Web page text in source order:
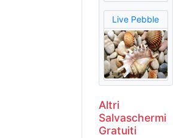
Live Pebble
Altri
Salvaschermi
Gratuiti